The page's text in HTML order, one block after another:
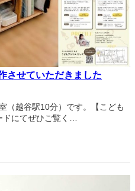
させていただきました
（越谷駅10分）です。【こども
にてぜひご覧く…